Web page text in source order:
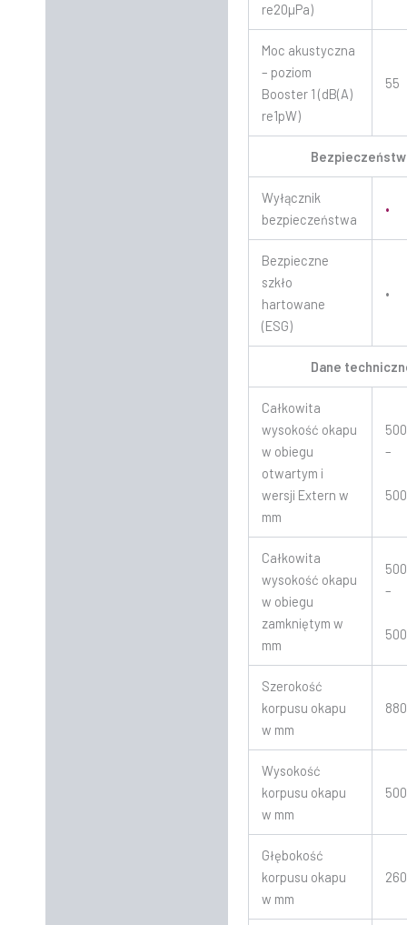
re20µPa)
Moc akustyczna
– poziom
Booster 1 (dB(A)
re1pW)
55
Wyłącznik
bezpieczeństwa
•
Bezpieczne
szkło
hartowane
(ESG)
•
Dane
Całkowita
wysokość okapu
w obiegu
otwartym i
wersji Extern w
mm
500
–
500
Całkowita
wysokość okapu
w obiegu
zamkniętym w
mm
500
–
500
Szerokość
korpusu okapu
w mm
880
Wysokość
korpusu okapu
w mm
500
Głębokość
korpusu okapu
w mm
260